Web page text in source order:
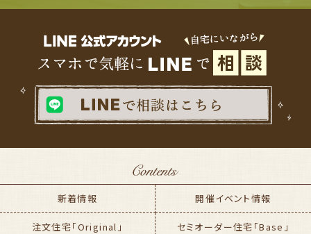
新着情報 開催イベント情報
注文住宅「Original」 セミオーダー住宅「Base」